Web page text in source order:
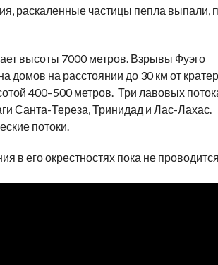
раскаленные частицы пепла выпали,
высоты 7000 метров. Взрывы Фуэго
домов на расстоянии до 30 км от
400–500 метров. Три лавовых
Санта-Тереза, Тринидад и Лас-Лахас.
потоки.
в его окрестностях пока не